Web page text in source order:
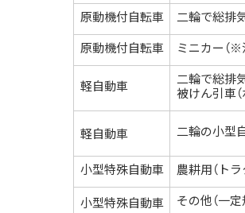
原動機付自転車
二輪で総排
原動機付自転車
ミニカー（※
軽自動車
二輪で総排
被けん引車
軽自動車 二輪の小型
小型特殊自動車 農耕用（ト
小型特殊自動車
その他（一